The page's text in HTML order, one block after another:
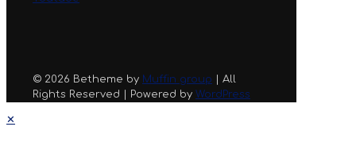
© 2026 Betheme by Muffin group | All
Rights Reserved | Powered by WordPress
✕